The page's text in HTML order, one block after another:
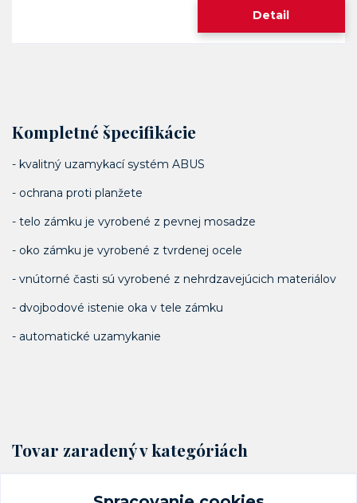
Detail
Kompletné špecifikácie
- kvalitný uzamykací systém ABUS
- ochrana proti planžete
- telo zámku je vyrobené z pevnej mosadze
- oko zámku je vyrobené z tvrdenej ocele
- vnútorné časti sú vyrobené z nehrdzavejúcich materiálov
- dvojbodové istenie oka v tele zámku
- automatické uzamykanie
Tovar zaradený v kategóriách